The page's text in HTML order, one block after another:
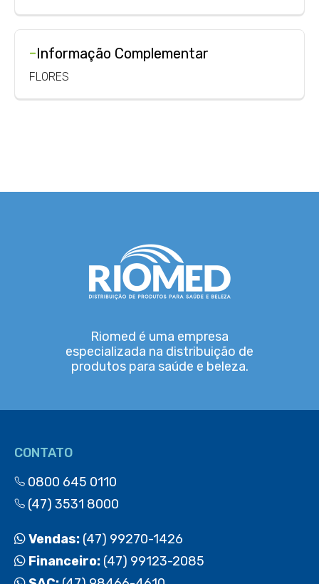
-Informação Complementar
FLORES
Riomed é uma empresa
especializada na distribuição de
produtos para saúde e beleza.
CONTATO
0800 645 0110
(47) 3531 8000
Vendas: (47) 99270-1426
Financeiro: (47) 99123-2085